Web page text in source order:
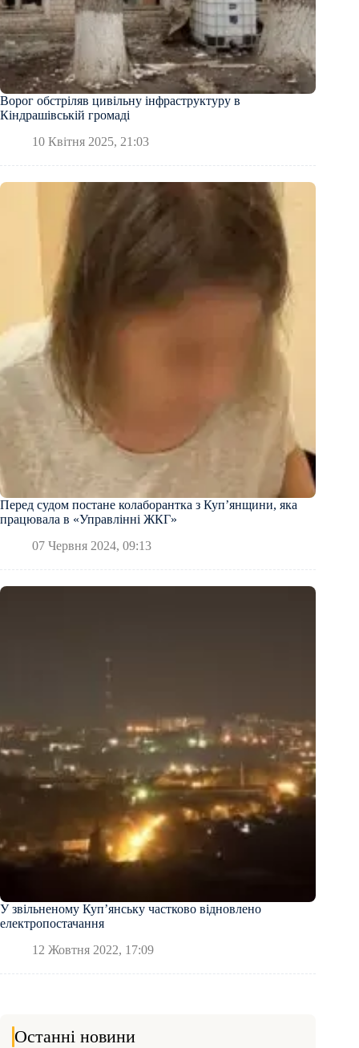
Ворог обстріляв цивільну інфраструктуру в
Кіндрашівській громаді
10 Квітня 2025, 21:03
Перед судом постане колаборантка з Куп’янщини, яка
працювала в «Управлінні ЖКГ»
07 Червня 2024, 09:13
У звільненому Куп’янську частково відновлено
електропостачання
12 Жовтня 2022, 17:09
Останні новини